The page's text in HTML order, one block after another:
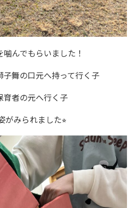
んでもらいました！
子舞の口元へ持って行く子
育者の元へ行く子
がみられました⭐︎